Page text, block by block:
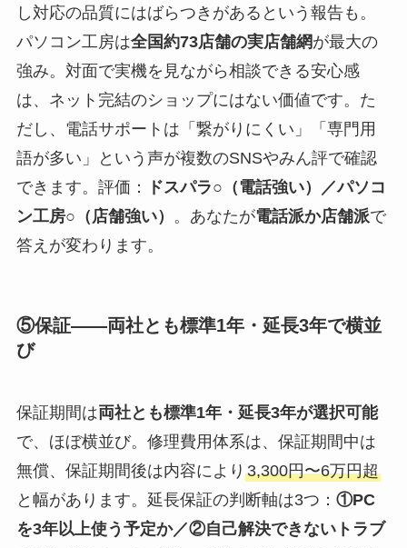
し対応の品質にはばらつきがあるという報告も。
パソコン工房は全国約73店舗の実店舗網が最大の
強み。対面で実機を見ながら相談できる安心感
は、ネット完結のショップにはない価値です。た
だし、電話サポートは「繋がりにくい」「専門用
語が多い」という声が複数のSNSやみん評で確認
できます。評価：
ドスパラ○（電話強い）／パソコ
ン工房○（店舗強い）
。あなたが電話派か店舗派で
答えが変わります。
⑤保証——両社とも標準1年・延長3年で横並
び
保証期間は両社とも標準1年・延長3年が選択可能
で、ほぼ横並び。修理費用体系は、保証期間中は
無償、保証期間後は内容により 3,300円〜6万円超
と幅があります。延長保証の判断軸は3つ： ①PC
を3年以上使う予定か／②自己解決できないトラブ